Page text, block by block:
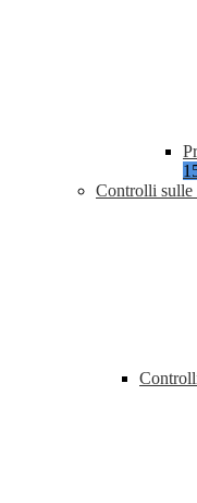
Controlli sulle